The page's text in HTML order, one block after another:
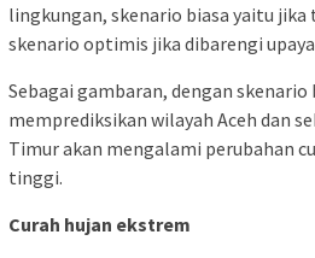
lingkungan, skenario biasa yaitu
skenario optimis jika dibarengi
Sebagai gambaran, dengan skenario
memprediksikan wilayah Aceh dan
Timur akan mengalami perubahan
tinggi.
Curah hujan ekstrem